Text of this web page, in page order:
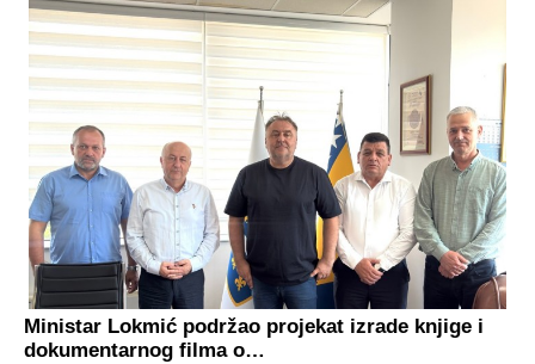
Ministar Lokmić podržao projekat izrade knjige i
dokumentarnog filma o…